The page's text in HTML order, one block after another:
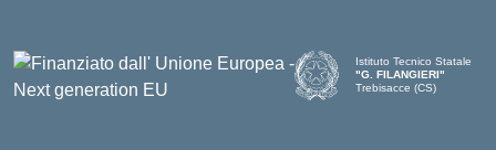
Istituto Tecnico Statale
"G. FILANGIERI"
Trebisacce (CS)